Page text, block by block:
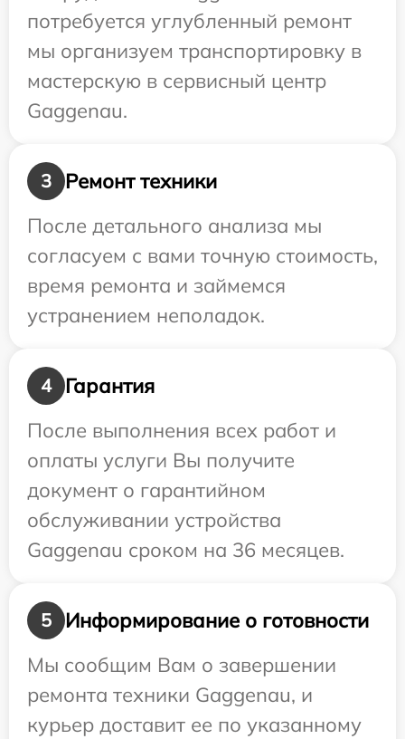
потребуется углубленный ремонт
мы организуем транспортировку в
мастерскую в сервисный центр
Gaggenau.
3
Ремонт техники
После детального анализа мы
согласуем с вами точную стоимость,
время ремонта и займемся
устранением неполадок.
4
Гарантия
После выполнения всех работ и
оплаты услуги Вы получите
документ о гарантийном
обслуживании устройства
Gaggenau сроком на 36 месяцев.
5
Информирование о готовности
Мы сообщим Вам о завершении
ремонта техники Gaggenau, и
курьер доставит ее по указанному